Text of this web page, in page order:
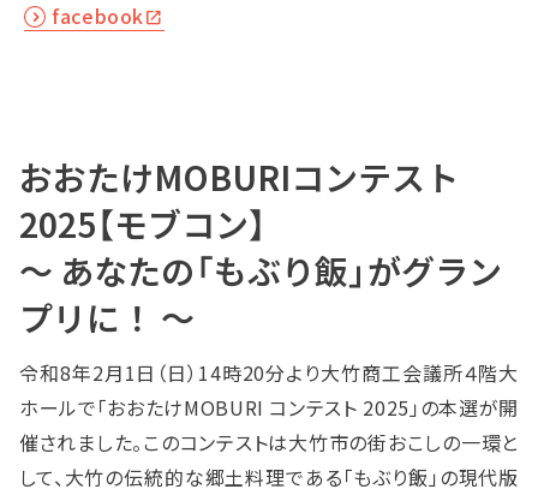
facebook
おおたけMOBURIコンテスト
2025【モブコン】
～ あなたの「もぶり飯」がグラン
プリに！ ～
令和8年2月1日（日）14時20分より大竹商工会議所４階大
ホールで「おおたけMOBURI コンテスト 2025」の本選が開
催されました。このコンテストは大竹市の街おこしの一環と
して、大竹の伝統的な郷土料理である「もぶり飯」の現代版